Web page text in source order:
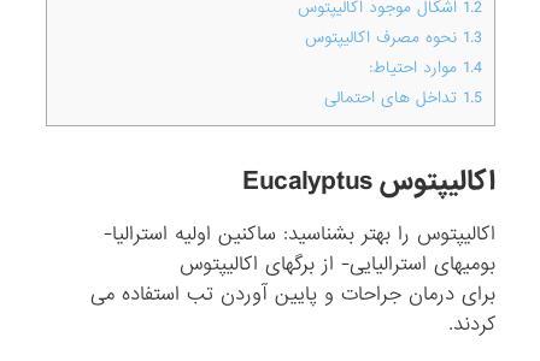
1.2 اشکال موجود اکالیپتوس
1.3 نحوه مصرف اکالیپتوس
1.4 موارد احتیاط:
1.5 تداخل های احتمالی
اکالیپتوس Eucalyptus
اکالیپتوس را بهتر بشناسید: ساکنین اولیه استرالیا-
بومیهای استرالیایی- از برگهای اکالیپتوس
برای درمان جراحات و پایین آوردن تب استفاده می
کردند.